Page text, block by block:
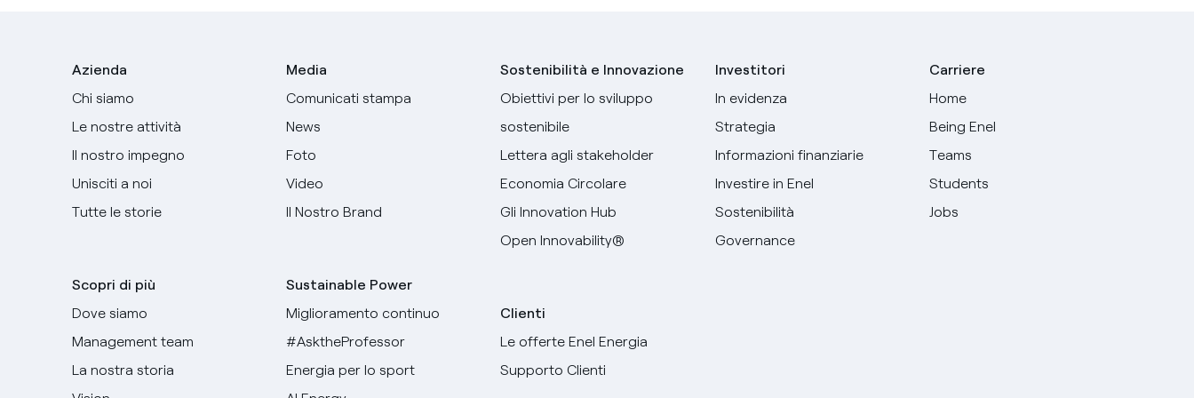
Azienda
Chi siamo
Le nostre attività
Il nostro impegno
Unisciti a noi
Tutte le storie
Scopri di più
Dove siamo
Management team
La nostra storia
Media
Comunicati stampa
News
Foto
Video
Il Nostro Brand
Sustainable Power
Miglioramento continuo
#AsktheProfessor
Energia per lo sport
Sostenibilità e Innovazione
Obiettivi per lo sviluppo
sostenibile
Lettera agli stakeholder
Economia Circolare
Gli Innovation Hub
Open Innovability®
Clienti
Le offerte Enel Energia
Supporto Clienti
Investitori
In evidenza
Strategia
Informazioni finanziarie
Investire in Enel
Sostenibilità
Governance
Carriere
Home
Being Enel
Teams
Students
Jobs